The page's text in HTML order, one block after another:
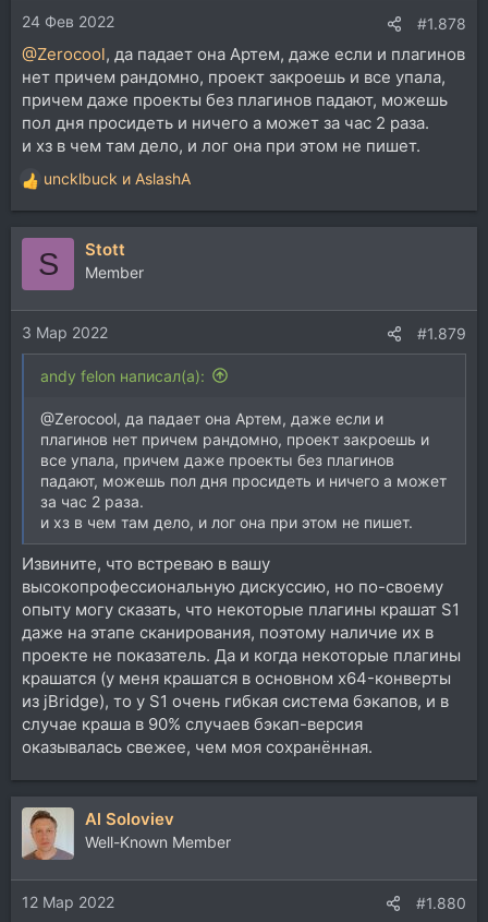
24 Фев 2022 #1.878
@Zerocool, да падает она Артем, даже если и плагинов
нет причем рандомно, проект закроешь и все упала,
причем даже проекты без плагинов падают, можешь
пол дня просидеть и ничего а может за час 2 раза.
и хз в чем там дело, и лог она при этом не пишет.
Р
е
а
и
и
:
uncklbuck и AslashA
S Stott
Member
3 Мар 2022 #1.879
andy felon написал(а):
@Zerocool, да падает она Артем, даже если и
плагинов нет причем рандомно, проект закроешь и
все упала, причем даже проекты без плагинов
падают, можешь пол дня просидеть и ничего а может
за час 2 раза.
и хз в чем там дело, и лог она при этом не пишет.
Извините, что встреваю в вашу
высокопрофессиональную дискуссию, но по-своему
опыту могу сказать, что некоторые плагины крашат S1
даже на этапе сканирования, поэтому наличие их в
проекте не показатель. Да и когда некоторые плагины
крашатся (у меня крашатся в основном x64-конверты
из jBridge), то у S1 очень гибкая система бэкапов, и в
случае краша в 90% случаев бэкап-версия
оказывалась свежее, чем моя сохранённая.
Al Soloviev
Well-Known Member
12 Мар 2022 #1.880